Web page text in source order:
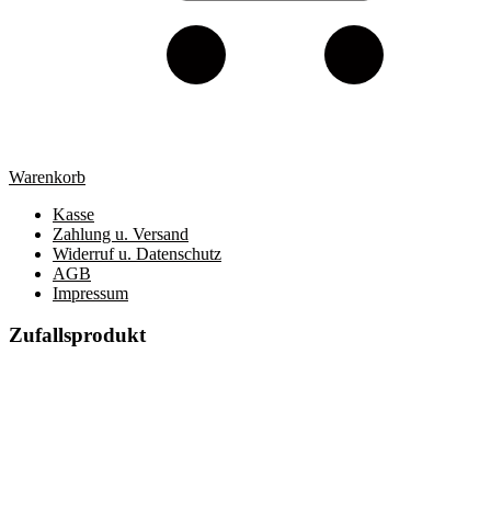
Warenkorb
Kasse
Zahlung u. Versand
Widerruf u. Datenschutz
AGB
Impressum
Zufallsprodukt